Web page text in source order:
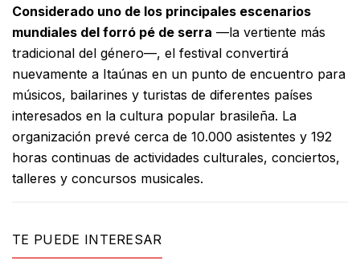
Considerado uno de los principales escenarios
mundiales del forró pé de serra —la vertiente más
tradicional del género—, el festival convertirá
nuevamente a Itaúnas en un punto de encuentro para
músicos, bailarines y turistas de diferentes países
interesados en la cultura popular brasileña. La
organización prevé cerca de 10.000 asistentes y 192
horas continuas de actividades culturales, conciertos,
talleres y concursos musicales.
TE PUEDE INTERESAR